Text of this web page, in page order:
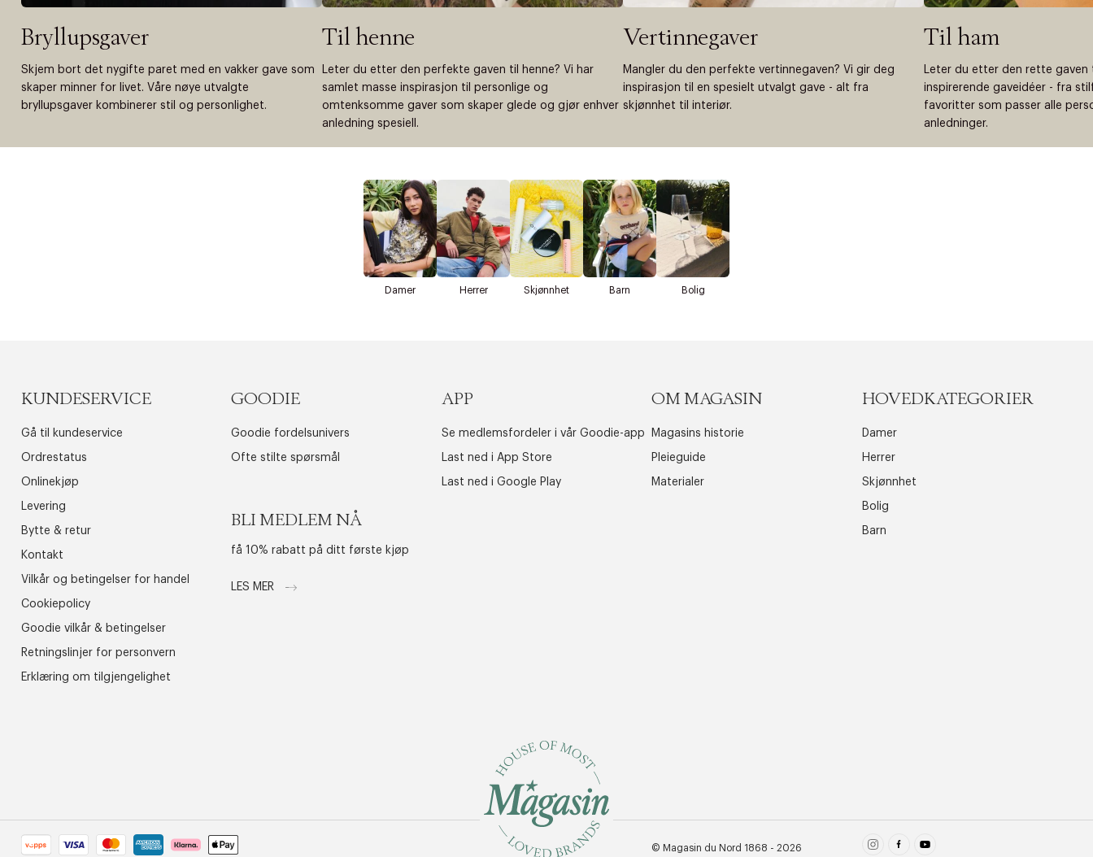
Bryllupsgaver
Skjem bort det nygifte paret med en vakker gave som
skaper minner for livet. Våre nøye utvalgte
bryllupsgaver kombinerer stil og personlighet.
Til henne
Leter du etter den perfekte gaven til henne? Vi har
samlet masse inspirasjon til personlige og
omtenksomme gaver som skaper glede og gjør enhver
anledning spesiell.
Vertinnegaver
Mangler du den perfekte vertinnegaven? Vi gir deg
inspirasjon til en spesielt utvalgt gave - alt fra
skjønnhet til interiør.
Til ham
Leter du etter den rette gaven
inspirerende gaveidéer - fra
favoritter som passer alle
anledninger.
Damer Herrer Skjønnhet Barn Bolig
KUNDESERVICE
Gå til kundeservice
Ordrestatus
Onlinekjøp
Levering
Bytte & retur
Kontakt
Vilkår og betingelser for handel
Cookiepolicy
Goodie vilkår & betingelser
Retningslinjer for personvern
Erklæring om tilgjengelighet
GOODIE
Goodie fordelsunivers
Ofte stilte spørsmål
BLI MEDLEM NÅ
få 10% rabatt på ditt første kjøp
LES MER
APP
Se medlemsfordeler i vår Goodie-app
Last ned i App Store
Last ned i Google Play
OM MAGASIN
Magasins historie
Pleieguide
Materialer
HOVEDKATEGORIER
Damer
Herrer
Skjønnhet
Bolig
Barn
© Magasin du Nord 1868 - 2026